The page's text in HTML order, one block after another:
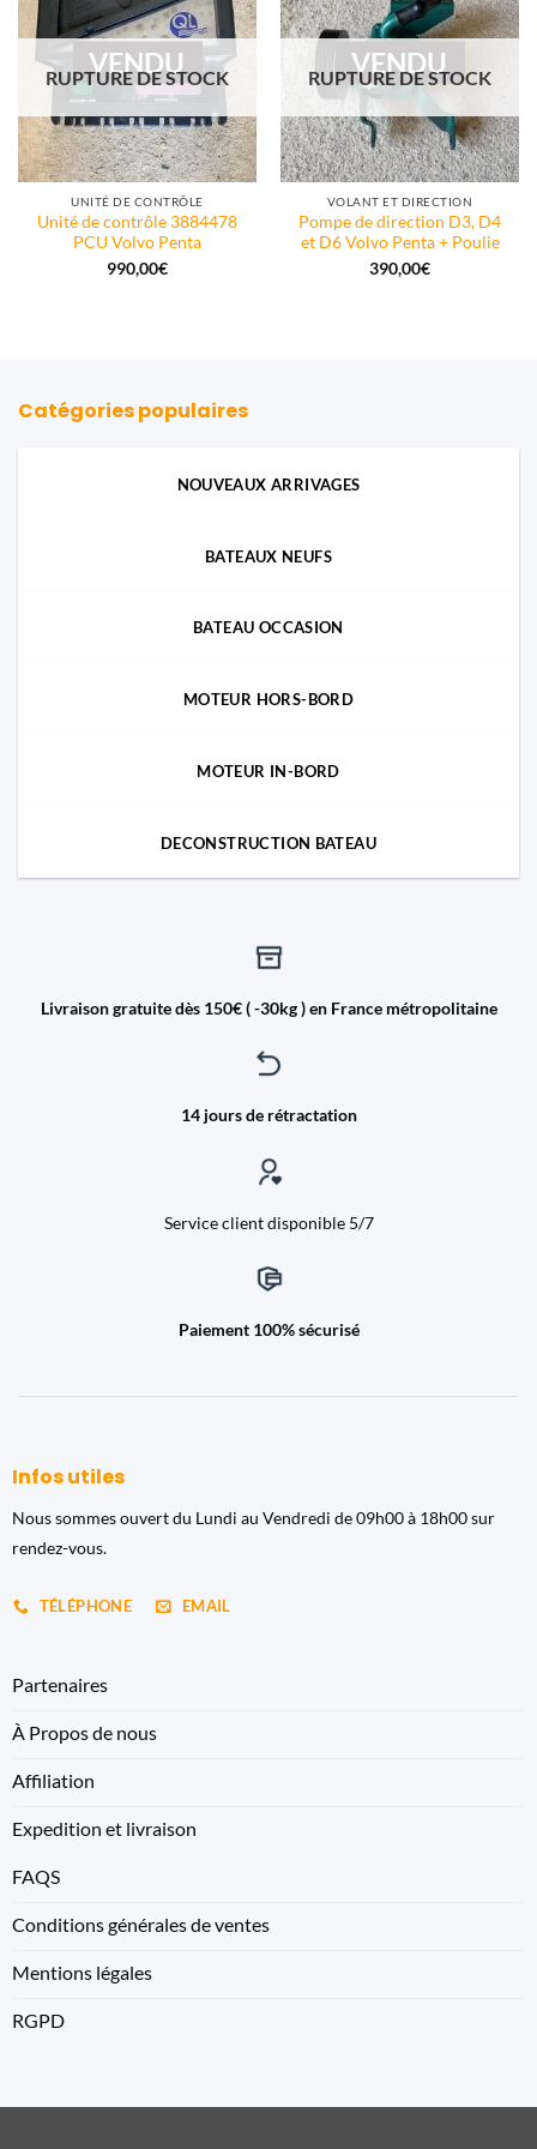
VENDU
RUPTURE DE STOCK
UNITÉ DE CONTRÔLE
Unité de contrôle 3884478
PCU Volvo Penta
990,00€
VENDU
RUPTURE DE STOCK
VOLANT ET DIRECTION
Pompe de direction D3, D4
et D6 Volvo Penta + Poulie
390,00€
Catégories populaires
NOUVEAUX ARRIVAGES
BATEAUX NEUFS
BATEAU OCCASION
MOTEUR HORS-BORD
MOTEUR IN-BORD
DECONSTRUCTION BATEAU
Livraison gratuite dès 150€ ( -30kg ) en France métropolitaine
14 jours de rétractation
Service client disponible 5/7
Paiement 100% sécurisé
Infos utiles
Nous sommes ouvert du Lundi au Vendredi de 09h00 à 18h00 sur
rendez-vous.
TÉLÉPHONE EMAIL
Partenaires
À Propos de nous
Affiliation
Expedition et livraison
FAQS
Conditions générales de ventes
Mentions légales
RGPD